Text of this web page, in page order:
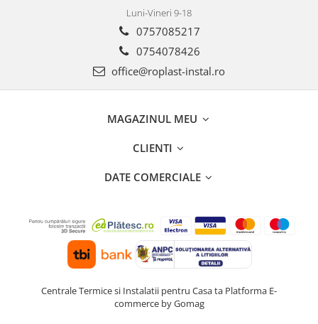
Luni-Vineri 9-18
0757085217
0754078426
office@roplast-instal.ro
MAGAZINUL MEU
CLIENTI
DATE COMERCIALE
Centrale Termice si Instalatii pentru Casa ta Platforma E-
commerce by Gomag